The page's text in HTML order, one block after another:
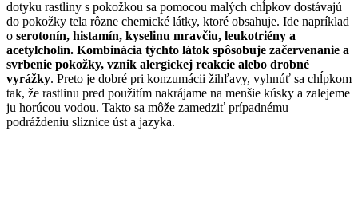
dotyku rastliny s pokožkou sa pomocou malých chĺpkov dostávajú
do pokožky tela rôzne chemické látky, ktoré obsahuje. Ide napríklad
o serotonín, histamín, kyselinu mravčiu, leukotriény a
acetylcholín. Kombinácia týchto látok spôsobuje začervenanie a
svrbenie pokožky, vznik alergickej reakcie alebo drobné
vyrážky. Preto je dobré pri konzumácii žihľavy, vyhnúť sa chĺpkom
tak, že rastlinu pred použitím nakrájame na menšie kúsky a zalejeme
ju horúcou vodou. Takto sa môže zamedziť prípadnému
podráždeniu sliznice úst a jazyka.